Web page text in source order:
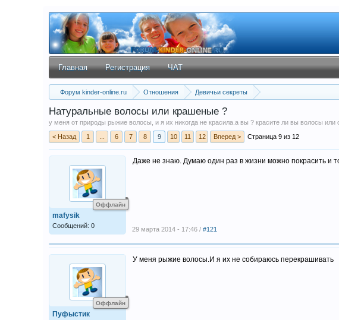
Главная Регистрация ЧАТ
Форум kinder-online.ru Отношения Девичьи секреты
Натуральные волосы или крашеные ?
у меня от природы рыжие волосы, и я их никогда не красила.а вы ? красите ли вы волосы или
< Назад
1 6 7 8 9 10 11 12 Вперед > Страница 9 из 12
Оффлайн
mafysik
Сообщений: 0
Даже не знаю. Думаю один раз в жизни можно покрасить и
29 марта 2014 - 17:46 / #121
Оффлайн
Пуфыстик
У меня рыжие волосы.И я их не собираюсь перекрашивать